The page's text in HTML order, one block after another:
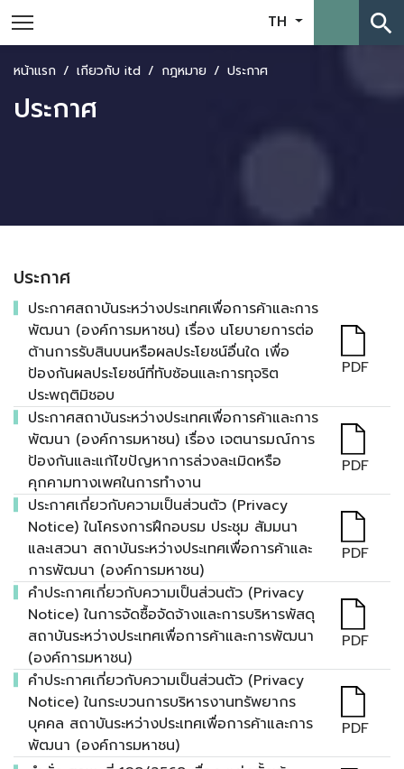
TH search
หน้าแรก เกี่ยวกับ itd กฎหมาย ประกาศ
ประกาศ
ประกาศ
ประกาศสถาบันระหว่างประเทศเพื่อการค้าและการ
พัฒนา (องค์การมหาชน) เรื่อง นโยบายการต่อ
ต้านการรับสินบนหรือผลประโยชน์อื่นใด เพื่อ
ป้องกันผลประโยชน์ที่ทับซ้อนและการทุจริต
ประพฤติมิชอบ
PDF
ประกาศสถาบันระหว่างประเทศเพื่อการค้าและการ
พัฒนา (องค์การมหาชน) เรื่อง เจตนารมณ์การ
ป้องกันและแก้ไขปัญหาการล่วงละเมิดหรือ
คุกคามทางเพศในการทำงาน
PDF
ประกาศเกี่ยวกับความเป็นส่วนตัว (Privacy
Notice) ในโครงการฝึกอบรม ประชุม สัมมนา
และเสวนา สถาบันระหว่างประเทศเพื่อการค้าและ
การพัฒนา (องค์การมหาชน)
PDF
คำประกาศเกี่ยวกับความเป็นส่วนตัว (Privacy
Notice) ในการจัดซื้อจัดจ้างและการบริหารพัสดุ
สถาบันระหว่างประเทศเพื่อการค้าและการพัฒนา
(องค์การมหาชน)
PDF
คำประกาศเกี่ยวกับความเป็นส่วนตัว (Privacy
Notice) ในกระบวนการบริหารงานทรัพยากร
บุคคล สถาบันระหว่างประเทศเพื่อการค้าและการ
พัฒนา (องค์การมหาชน)
PDF